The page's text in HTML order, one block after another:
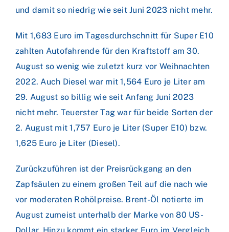
und damit so niedrig wie seit Juni 2023 nicht mehr.
Mit 1,683 Euro im Tagesdurchschnitt für Super E10
zahlten Autofahrende für den Kraftstoff am 30.
August so wenig wie zuletzt kurz vor Weihnachten
2022. Auch Diesel war mit 1,564 Euro je Liter am
29. August so billig wie seit Anfang Juni 2023
nicht mehr. Teuerster Tag war für beide Sorten der
2. August mit 1,757 Euro je Liter (Super E10) bzw.
1,625 Euro je Liter (Diesel).
Zurückzuführen ist der Preisrückgang an den
Zapfsäulen zu einem großen Teil auf die nach wie
vor moderaten Rohölpreise. Brent-Öl notierte im
August zumeist unterhalb der Marke von 80 US-